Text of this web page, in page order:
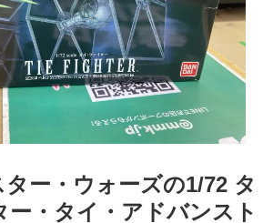
ター・ウォーズの1/72 ​タ
ー・タイ・アドバンスト